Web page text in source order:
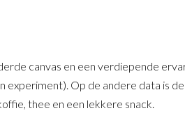
canvas en een verdiepende
experiment). Op de andere data is
thee en een lekkere snack.